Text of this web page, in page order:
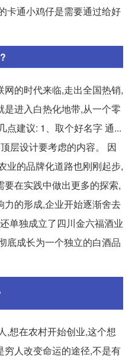
卡通小鸡仔是需要通过给好
的时代来临,走出全国热销,
进入白热化地带,从一个零
点建议: 1、取个好名字 通...
层设计要考虑的内容。 因
业的品牌化道路也刚刚起步,
在实践中做出更多的探索,
力的形成,企业开始逐渐舍去
单独成立了四川金六福酒业
底成长为一个独立的白酒品
,想在农村开始创业,这个想
人改变命运的途径,不是有